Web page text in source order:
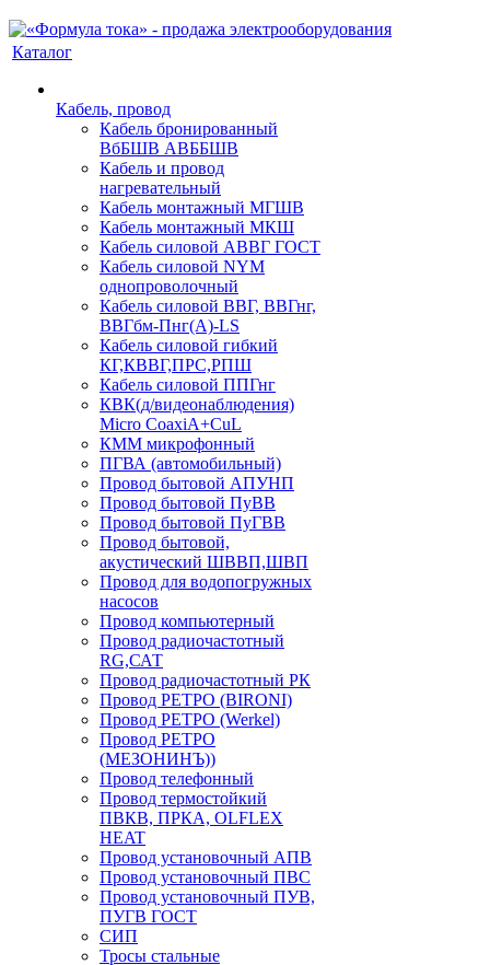
Каталог
Кабель, провод
Кабель бронированный
ВбБШВ АВББШВ
Кабель и провод
нагревательный
Кабель монтажный МГШВ
Кабель монтажный МКШ
Кабель силовой АВВГ ГОСТ
Кабель силовой NYM
однопроволочный
Кабель силовой ВВГ, ВВГнг,
ВВГбм-Пнг(А)-LS
Кабель силовой гибкий
КГ,КВВГ,ПРС,РПШ
Кабель силовой ППГнг
КВК(д/видеонаблюдения)
Micro CoaxiA+CuL
КММ микрофонный
ПГВА (автомобильный)
Провод бытовой АПУНП
Провод бытовой ПуВВ
Провод бытовой ПуГВВ
Провод бытовой,
акустический ШВВП,ШВП
Провод для водопогружных
насосов
Провод компьютерный
Провод радиочастотный
RG,САТ
Провод радиочастотный РК
Провод РЕТРО (BIRONI)
Провод РЕТРО (Werkel)
Провод РЕТРО
(МЕЗОНИНЪ))
Провод телефонный
Провод термостойкий
ПВКВ, ПРКА, OLFLEX
HEAT
Провод установочный АПВ
Провод установочный ПВС
Провод установочный ПУВ,
ПУГВ ГОСТ
СИП
Тросы стальные